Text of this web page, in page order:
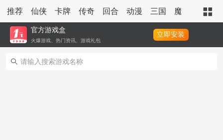
推荐 仙侠 卡牌 传奇 回合 动漫 三国 魔幻 策略
官方游戏盒
火爆游戏、热门资讯、游戏礼包
立即安装